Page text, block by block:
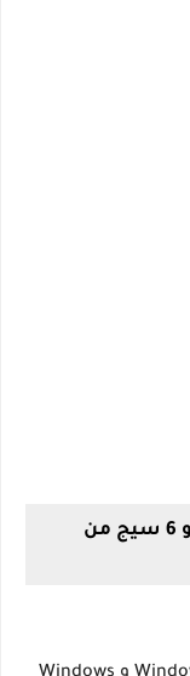
متطلبات النظام لتحميل لعبة رينبو 6 سيج من